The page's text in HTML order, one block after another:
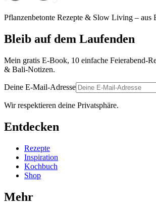
Pflanzenbetonte Rezepte & Slow Living – aus
Bleib auf dem Laufenden
Mein gratis E-Book, 10 einfache Feierabend-
& Bali-Notizen.
Deine E-Mail-Adresse
Wir respektieren deine Privatsphäre.
Entdecken
Rezepte
Inspiration
Kochbuch
Shop
Mehr